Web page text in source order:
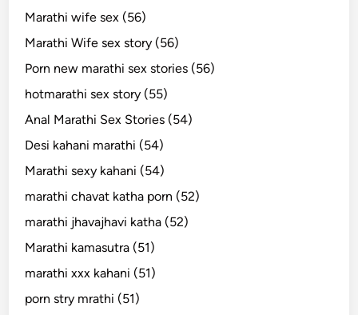
Marathi wife sex (56)
Marathi Wife sex story (56)
Porn new marathi sex stories (56)
hotmarathi sex story (55)
Anal Marathi Sex Stories (54)
Desi kahani marathi (54)
Marathi sexy kahani (54)
marathi chavat katha porn (52)
marathi jhavajhavi katha (52)
Marathi kamasutra (51)
marathi xxx kahani (51)
porn stry mrathi (51)